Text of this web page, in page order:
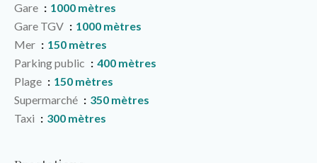
Gare
1000 mètres
Gare TGV
1000 mètres
Mer
150 mètres
Parking public
400 mètres
Plage
150 mètres
Supermarché
350 mètres
Taxi
300 mètres